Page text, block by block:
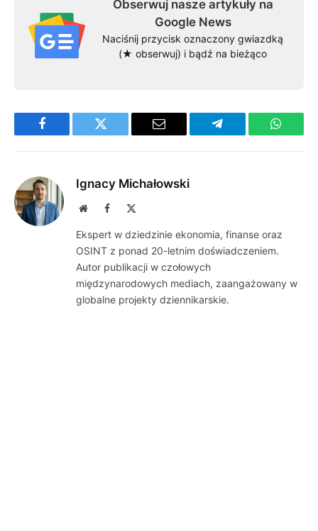
Obserwuj nasze artykuły na
Google News
Naciśnij przycisk oznaczony gwiazdką
(★ obserwuj) i bądź na bieżąco
Facebook Twitter Email Telegram
Ignacy Michałowski
WebsiteFacebook
Ekspert w dziedzinie ekonomia, finanse oraz
OSINT z ponad 20-letnim doświadczeniem.
Autor publikacji w czołowych
międzynarodowych mediach, zaangażowany w
globalne projekty dziennikarskie.